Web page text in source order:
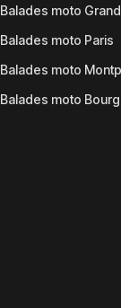
Balades moto
Balades moto Paris
Balades moto
Balades moto